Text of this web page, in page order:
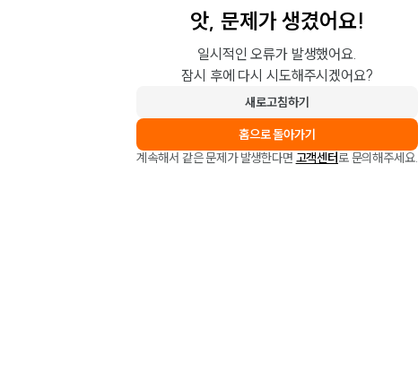
앗, 문제가 생겼어요!
일시적인 오류가 발생했어요.
잠시 후에 다시 시도해주시겠어요?
새로고침하기
홈으로 돌아가기
계속해서 같은 문제가 발생한다면 고객센터로 문의해주세요.